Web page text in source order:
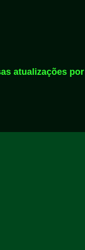
atualizações